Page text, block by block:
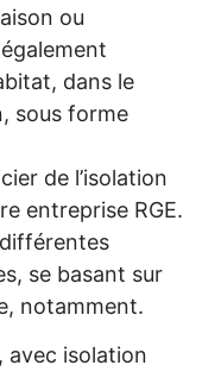
ou
dans le
sous forme
de l’isolation
entreprise RGE.
se basant sur
notamment.
, avec isolation